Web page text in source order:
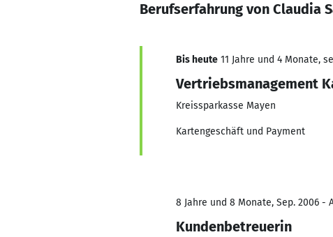
Berufserfahrung von Claudia
Bis heute 11 Jahre und 4 Monate,
Vertriebsmanagement
Kreissparkasse Mayen
Kartengeschäft und Payment
8 Jahre und 8 Monate, Sep. 2006 -
Kundenbetreuerin